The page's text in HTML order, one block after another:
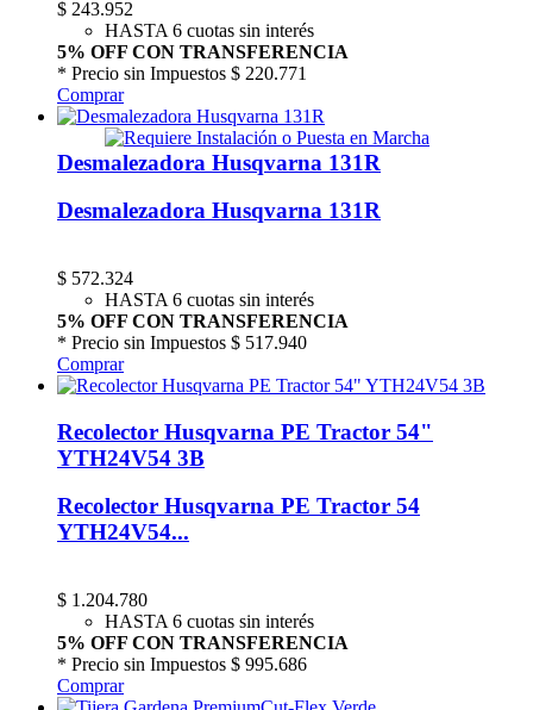
$ 243.952
HASTA 6 cuotas sin interés
5% OFF CON TRANSFERENCIA
* Precio sin Impuestos $ 220.771
Comprar
Desmalezadora Husqvarna 131R
Desmalezadora Husqvarna 131R
$ 572.324
HASTA 6 cuotas sin interés
5% OFF CON TRANSFERENCIA
* Precio sin Impuestos $ 517.940
Comprar
Recolector Husqvarna PE Tractor 54"
YTH24V54 3B
Recolector Husqvarna PE Tractor 54
YTH24V54...
$ 1.204.780
HASTA 6 cuotas sin interés
5% OFF CON TRANSFERENCIA
* Precio sin Impuestos $ 995.686
Comprar